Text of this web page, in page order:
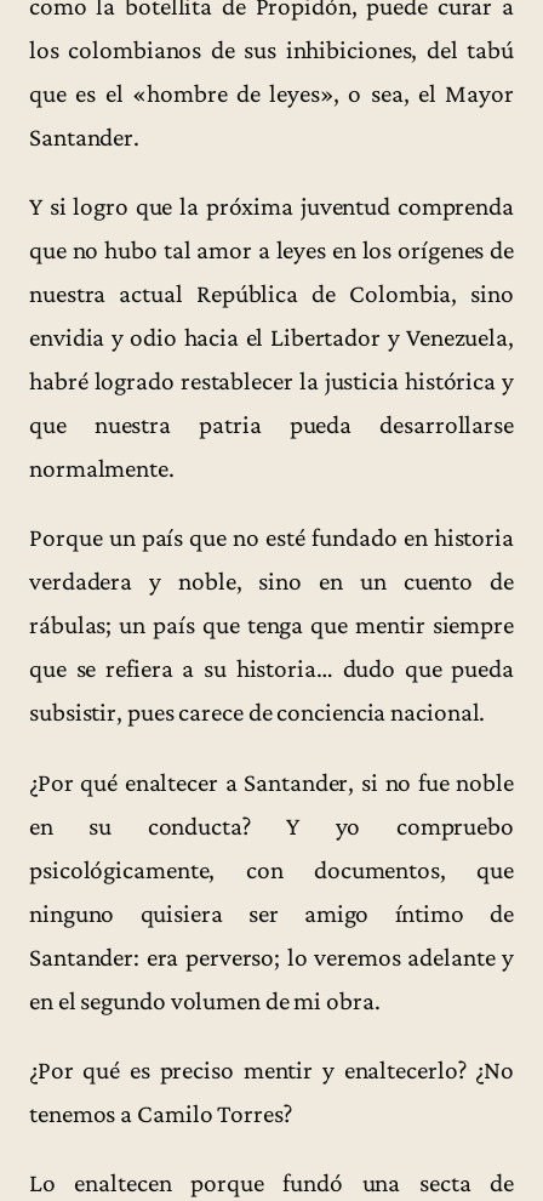
como la botellita de Propidón, puede curar a
los colombianos de sus inhibiciones, del tabú
que es el «hombre de leyes», o sea, el Mayor
Santander.
Y si logro que la próxima juventud comprenda
que no hubo tal amor a leyes en los orígenes de
nuestra actual República de Colombia, sino
envidia y odio hacia el Libertador y Venezuela,
habré logrado restablecer la justicia histórica y
que nuestra patria pueda desarrollarse
normalmente.
Porque un país que no esté fundado en historia
verdadera y noble, sino en un cuento de
rábulas; un país que tenga que mentir siempre
que se refiera a su historia… dudo que pueda
subsistir, pues carece de conciencia nacional.
¿Por qué enaltecer a Santander, si no fue noble
en su conducta? Y yo compruebo
psicológicamente, con documentos, que
ninguno quisiera ser amigo íntimo de
Santander: era perverso; lo veremos adelante y
en el segundo volumen de mi obra.
¿Por qué es preciso mentir y enaltecerlo? ¿No
tenemos a Camilo Torres?
Lo enaltecen porque fundó una secta de